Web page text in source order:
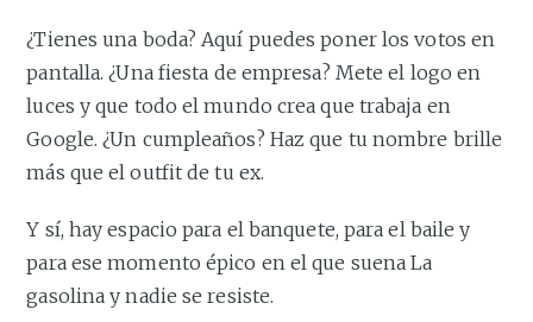
¿Tienes una boda? Aquí puedes poner los votos en
pantalla. ¿Una fiesta de empresa? Mete el logo en
luces y que todo el mundo crea que trabaja en
Google. ¿Un cumpleaños? Haz que tu nombre brille
más que el outfit de tu ex.
Y sí, hay espacio para el banquete, para el baile y
para ese momento épico en el que suena La
gasolina y nadie se resiste.